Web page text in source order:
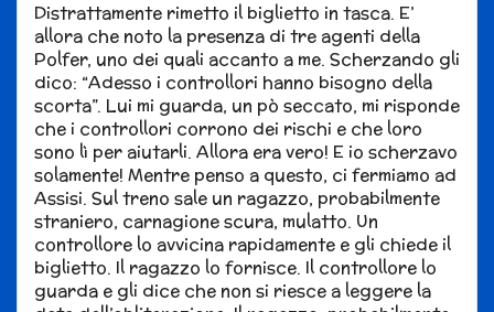
Distrattamente rimetto il biglietto in tasca. E’
allora che noto la presenza di tre agenti della
Polfer, uno dei quali accanto a me. Scherzando gli
dico: “Adesso i controllori hanno bisogno della
scorta”. Lui mi guarda, un pò seccato, mi risponde
che i controllori corrono dei rischi e che loro
sono lì per aiutarli. Allora era vero! E io scherzavo
solamente! Mentre penso a questo, ci fermiamo ad
Assisi. Sul treno sale un ragazzo, probabilmente
straniero, carnagione scura, mulatto. Un
controllore lo avvicina rapidamente e gli chiede il
biglietto. Il ragazzo lo fornisce. Il controllore lo
guarda e gli dice che non si riesce a leggere la